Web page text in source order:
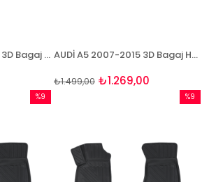
AUDİ A5 2016 Sonrası 3D Bagaj Havuzu Rizline AUDİ A5 2007-2015 3D Bagaj Havuzu Rizline
₺1.269,00
₺1.499,00
%9
%9